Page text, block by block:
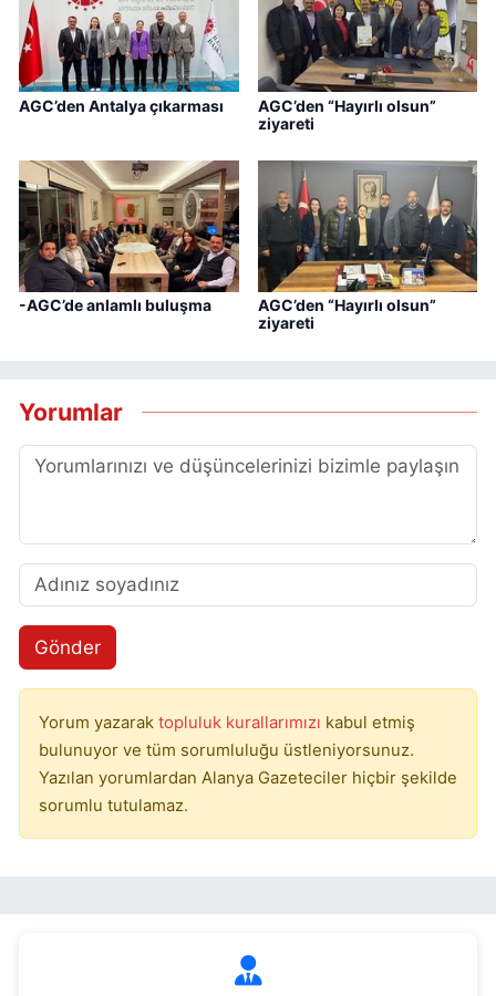
AGC’den Antalya çıkarması
AGC’den “Hayırlı olsun”
ziyareti
-AGC’de anlamlı buluşma
AGC’den “Hayırlı olsun”
ziyareti
Yorumlar
Gönder
Yorum yazarak topluluk kurallarımızı kabul etmiş
bulunuyor ve tüm sorumluluğu üstleniyorsunuz.
Yazılan yorumlardan Alanya Gazeteciler hiçbir şekilde
sorumlu tutulamaz.